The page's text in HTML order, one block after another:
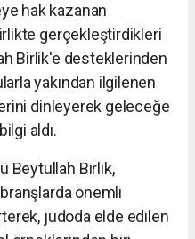
hak kazanan
gerçekleştirdikleri
Birlik'e desteklerinden
yakından ilgilenen
dinleyerek geleceğe
aldı.
Beytullah Birlik,
önemli
judoda elde edilen